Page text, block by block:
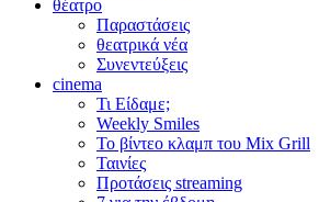
θέατρο
Παραστάσεις
θεατρικά νέα
Συνεντεύξεις
cinema
Τι Είδαμε;
Weekly Smiles
Το βίντεο κλαμπ του Mix Grill
Ταινίες
Προτάσεις streaming